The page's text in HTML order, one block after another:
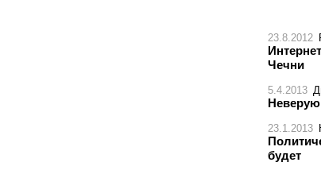
23.8.2012
Чечни
5.4.2013
23.1.2013
будет